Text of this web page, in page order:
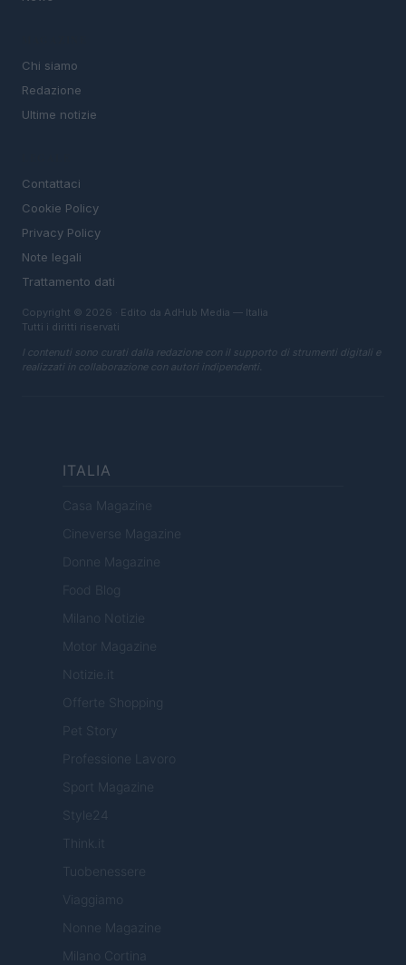
Chi siamo
Redazione
Ultime notizie
Contattaci
Cookie Policy
Privacy Policy
Note legali
Trattamento dati
Copyright © 2026 · Edito da AdHub Media — Italia
Tutti i diritti riservati
I contenuti sono curati dalla redazione con il supporto di strumenti digitali e
realizzati in collaborazione con autori indipendenti.
ITALIA
Casa Magazine
Cineverse Magazine
Donne Magazine
Food Blog
Milano Notizie
Motor Magazine
Notizie.it
Offerte Shopping
Pet Story
Professione Lavoro
Sport Magazine
Style24
Think.it
Tuobenessere
Viaggiamo
Nonne Magazine
Milano Cortina